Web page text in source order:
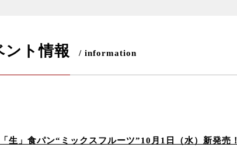
ント情報 / information
生」食パン“ミックスフルーツ”10月1日（水）新発売！